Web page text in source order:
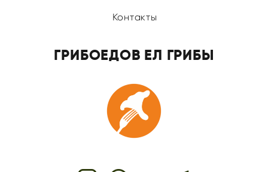
Контакты
ГРИБОЕДОВ ЕЛ ГРИБЫ